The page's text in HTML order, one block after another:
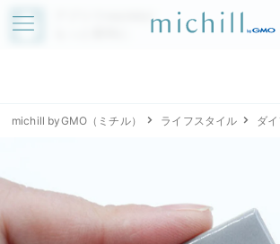
アプリでmichillが
michill byGMO（ミチル） ライフスタイル ダ